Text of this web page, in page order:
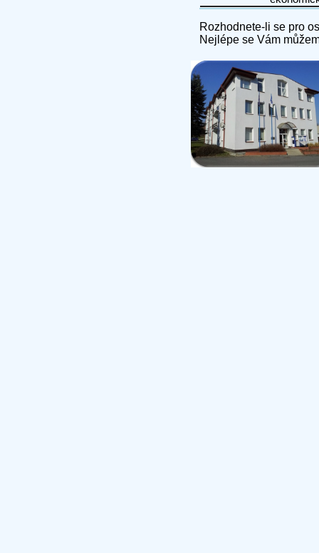
Rozhodnete-li se pro
Nejlépe se Vám